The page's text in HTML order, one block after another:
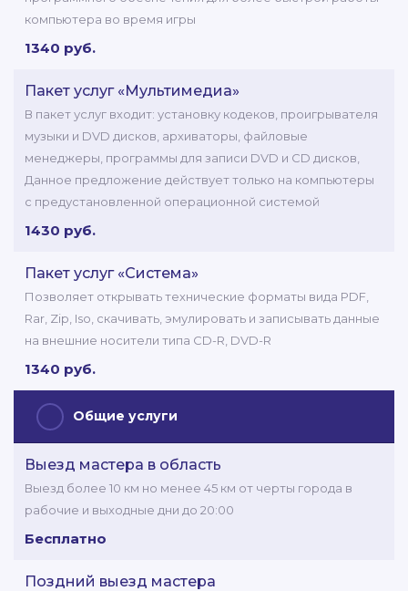
компьютера во время игры
1340 руб.
Пакет услуг «Мультимедиа»
В пакет услуг входит: установку кодеков, проигрывателя
музыки и DVD дисков, архиваторы, файловые
менеджеры, программы для записи DVD и CD дисков,
Данное предложение действует только на компьютеры
с предустановленной операционной системой
1430 руб.
Пакет услуг «Система»
Позволяет открывать технические форматы вида PDF,
Rar, Zip, Iso, скачивать, эмулировать и записывать данные
на внешние носители типа СD-R, DVD-R
1340 руб.
Общие услуги
Выезд мастера в область
Выезд более 10 км но менее 45 км от черты города в
рабочие и выходные дни до 20:00
Бесплатно
Поздний выезд мастера